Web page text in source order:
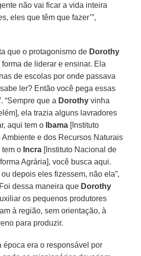
não vai ficar a vida inteira
eles que têm que fazer’”,
que o protagonismo de Dorothy
de liderar e ensinar. Ela
de escolas por onde passava
ler? Então você pega essas
“Sempre que a Dorothy vinha
ela trazia alguns lavradores
aqui tem o
Ibama [Instituto
e dos Recursos Naturais
tem o Incra [Instituto Nacional de
Agrária], você busca aqui.
depois eles fizessem, não ela”,
dessa maneira que Dorothy
os pequenos produtores
à região, sem orientação, à
para produzir.
época era o responsável por